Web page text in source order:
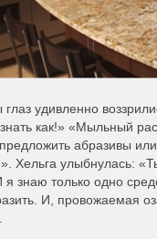
глаз удивленно
как!» «Мыльный
абразивы
Хельга улыбнулась:
знаю только одно
И, провожаемая